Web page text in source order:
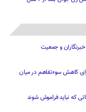
و جمعیت
کاهش سوءتفاهم‌ در میان
که نباید فراموش شوند